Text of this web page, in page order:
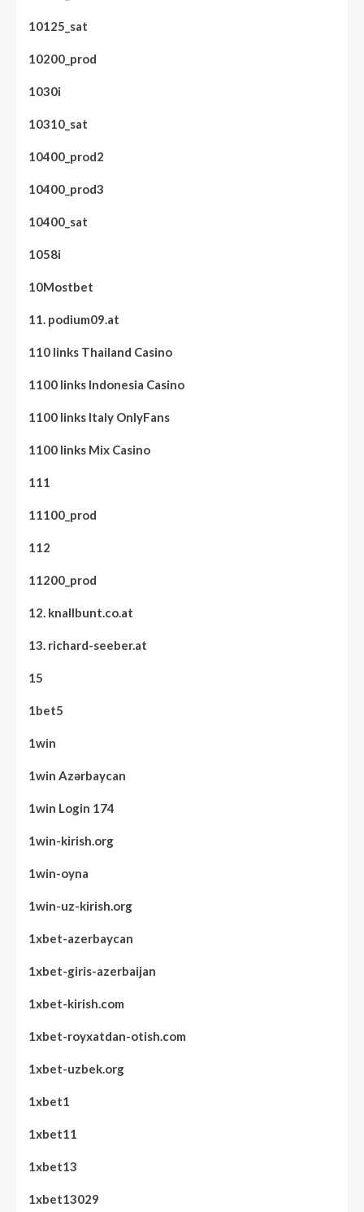
10125_sat
10200_prod
1030i
10310_sat
10400_prod2
10400_prod3
10400_sat
1058i
10Mostbet
11. podium09.at
110 links Thailand Casino
1100 links Indonesia Casino
1100 links Italy OnlyFans
1100 links Mix Casino
111
11100_prod
112
11200_prod
12. knallbunt.co.at
13. richard-seeber.at
15
1bet5
1win
1win Azərbaycan
1win Login 174
1win-kirish.org
1win-oyna
1win-uz-kirish.org
1xbet-azerbaycan
1xbet-giris-azerbaijan
1xbet-kirish.com
1xbet-royxatdan-otish.com
1xbet-uzbek.org
1xbet1
1xbet11
1xbet13
1xbet13029